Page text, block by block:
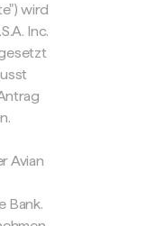
wird
Inc.
Avian
Bank.